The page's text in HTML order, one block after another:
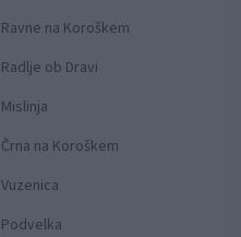
Ravne na Koroškem
Radlje ob Dravi
Mislinja
Črna na Koroškem
Vuzenica
Podvelka